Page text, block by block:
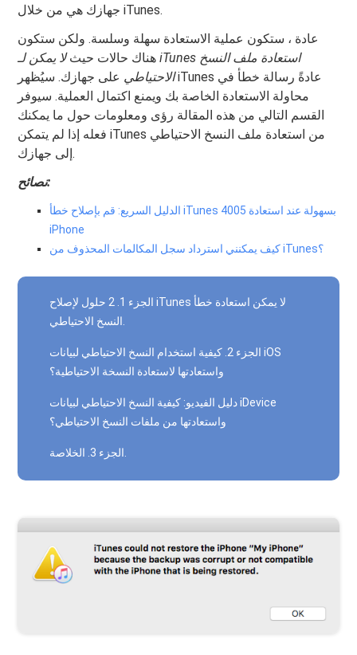
جهازك هي من خلال iTunes.
عادة ، ستكون عملية الاستعادة سهلة وسلسة. ولكن ستكون
هناك حالات حيثلا يمكن لـ iTunes استعادة ملف النسخ
الاحتياطي على جهازك. سيُظهر iTunes عادةً رسالة خطأ في
محاولة الاستعادة الخاصة بك ويمنع اكتمال العملية. سيوفر
القسم التالي من هذه المقالة رؤى ومعلومات حول ما يمكنك
فعله إذا لم يتمكن iTunes من استعادة ملف النسخ الاحتياطي
إلى جهازك.
نصائح:
الدليل السريع: قم بإصلاح خطأ iTunes 4005 بسهولة عند استعادة
iPhone
كيف يمكنني استرداد سجل المكالمات المحذوف من iTunes؟
الجزء 1. 2 حلول لإصلاح iTunes لا يمكن استعادة خطأ
الجزء 2. كيفية استخدام النسخ الاحتياطي لبيانات iOS
واستعادتها لاستعادة النسخة الاحتياطية؟
دليل الفيديو: كيفية النسخ الاحتياطي لبيانات iDevice
واستعادتها من ملفات النسخ الاحتياطي؟